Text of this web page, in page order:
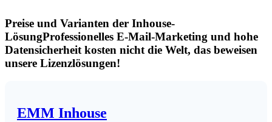
Preise und Varianten der Inhouse-
LösungProfessionelles E-Mail-Marketing und hohe
Datensicherheit kosten nicht die Welt, das beweisen
unsere Lizenzlösungen!
EMM Inhouse